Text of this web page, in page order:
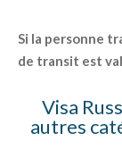
Si la personne
de transit est
Visa
autres